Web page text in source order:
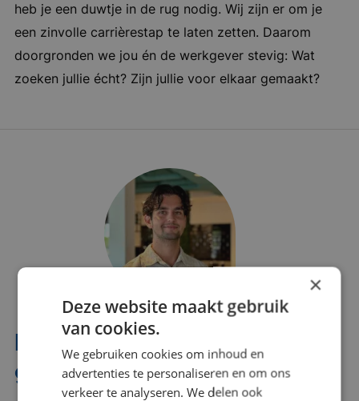
heb je een duwtje in de rug nodig. Wij zijn er om je
een zinvolle carrièrestap te laten zetten. Daarom
doorgronden we jou én de werkgever stevig: Wat
zoeken jullie écht? Zijn jullie voor elkaar gemaakt?
Interesse? Benno helpt je
graag verder!
×
Deze website maakt gebruik
van cookies.
We gebruiken cookies om inhoud en
advertenties te personaliseren en om ons
verkeer te analyseren. We delen ook